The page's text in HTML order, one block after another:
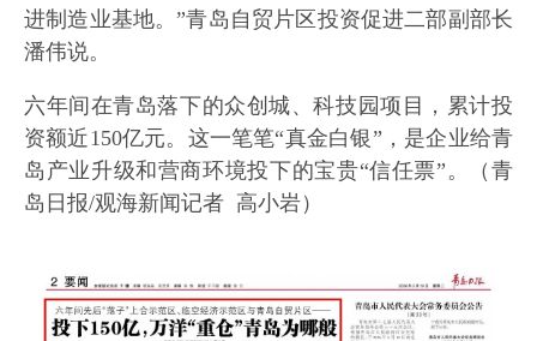
进制造业基地。”青岛自贸片区投资促进二部副部长
潘伟说。
六年间在青岛落下的众创城、科技园项目，累计投
资额近150亿元。这一笔笔“真金白银”，是企业给青
岛产业升级和营商环境投下的宝贵“信任票”。（青
岛日报/观海新闻记者 高小岩）